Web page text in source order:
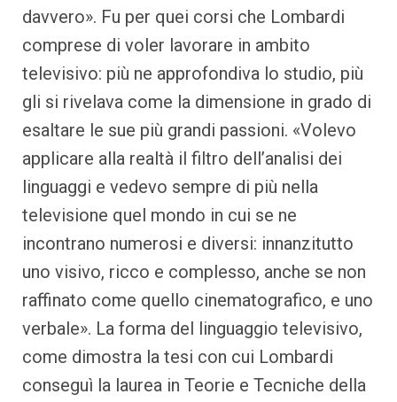
davvero». Fu per quei corsi che Lombardi
comprese di voler lavorare in ambito
televisivo: più ne approfondiva lo studio, più
gli si rivelava come la dimensione in grado di
esaltare le sue più grandi passioni. «Volevo
applicare alla realtà il filtro dell’analisi dei
linguaggi e vedevo sempre di più nella
televisione quel mondo in cui se ne
incontrano numerosi e diversi: innanzitutto
uno visivo, ricco e complesso, anche se non
raffinato come quello cinematografico, e uno
verbale». La forma del linguaggio televisivo,
come dimostra la tesi con cui Lombardi
conseguì la laurea in Teorie e Tecniche della